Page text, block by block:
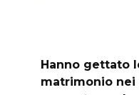
Hanno gettato
matrimonio nei